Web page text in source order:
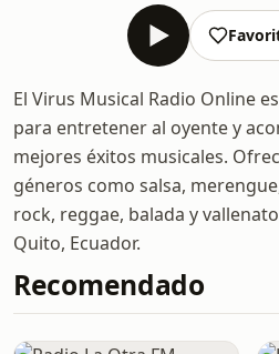
El Virus Musical Radio Online
para entretener al oyente y
mejores éxitos musicales.
géneros como salsa,
rock, reggae, balada y
Quito, Ecuador.
Recomendado